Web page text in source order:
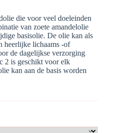
die voor veel doeleinden
van zoete amandelolie
basisolie. De olie kan als
heerlijke lichaams -of
de dagelijkse verzorging
2 is geschikt voor elk
kan aan de basis worden